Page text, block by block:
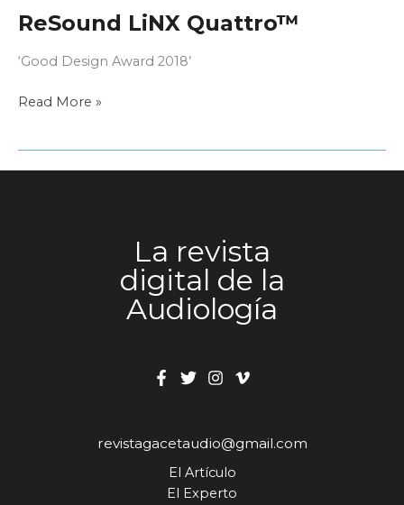
ReSound LiNX Quattro™
‘Good Design Award 2018’
ReSound
Read More »
La revista
digital de la
Audiología
revistagacetaudio@gmail.com
El Artículo
El Experto